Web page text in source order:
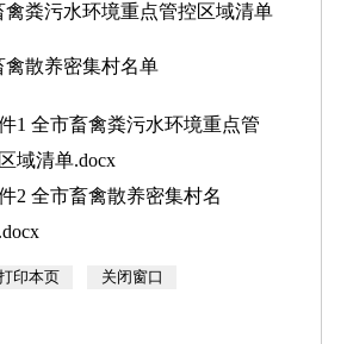
粪污水环境重点管控区域清单
密集村名单
1 全市畜禽粪污水环境重点管
域清单.docx
2 全市畜禽散养密集村名